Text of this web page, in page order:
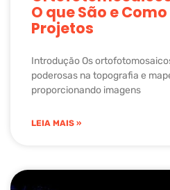
O que São e
Projetos
Introdução Os
poderosas na topografia e
proporcionando imagens
LEIA MAIS »